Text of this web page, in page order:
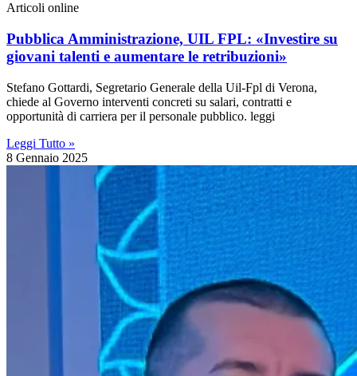
Articoli online
Pubblica Amministrazione, UIL FPL: «Investire su
giovani talenti e aumentare le retribuzioni»
Stefano Gottardi, Segretario Generale della Uil-Fpl di Verona,
chiede al Governo interventi concreti su salari, contratti e
opportunità di carriera per il personale pubblico. leggi
Leggi Tutto »
8 Gennaio 2025